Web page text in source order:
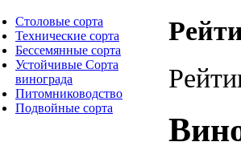
Столовые сорта
Технические сорта
Бессемянные сорта
Устойчивые Сорта
винограда
Питомниководство
Подвойные сорта